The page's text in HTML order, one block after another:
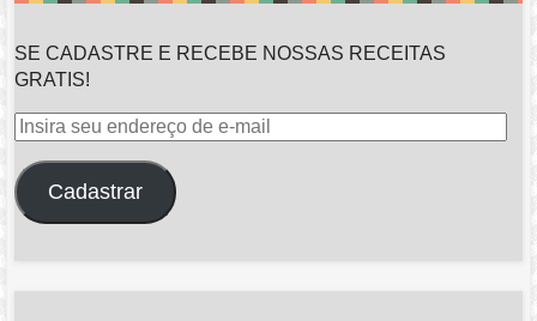
SE CADASTRE E RECEBE NOSSAS RECEITAS
GRATIS!
Insira
endereço
de
Cadastrar